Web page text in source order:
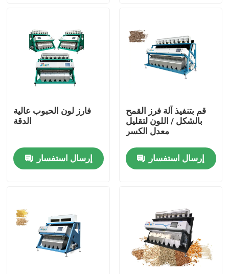
إتصال
المنتجات
فارز لون الأرز
فارز لون القمح
فارز لون الفول السوداني
فارز لون الحبوب عالية
الدقة
إرسال استفسار
قم بتنفيذ آلة فرز القمح
بالشكل / اللون لتقليل
معدل الكسر
إرسال استفسار